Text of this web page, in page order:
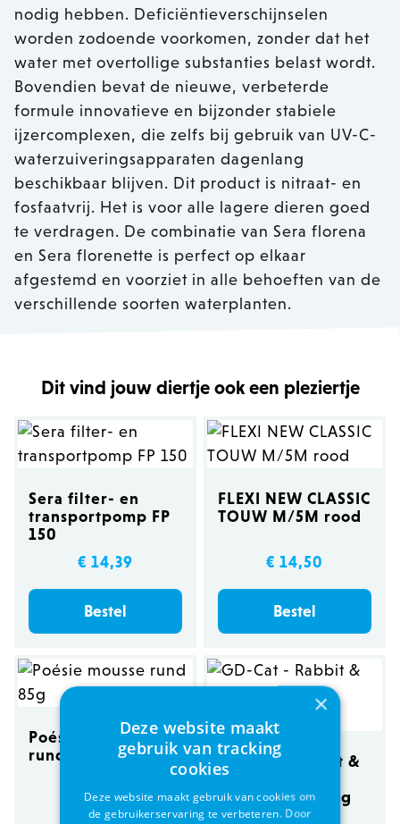
nodig hebben. Deficiëntieverschijnselen
worden zodoende voorkomen, zonder dat het
water met overtollige substanties belast wordt.
Bovendien bevat de nieuwe, verbeterde
formule innovatieve en bijzonder stabiele
ijzercomplexen, die zelfs bij gebruik van UV-C-
waterzuiveringsapparaten dagenlang
beschikbaar blijven. Dit product is nitraat- en
fosfaatvrij. Het is voor alle lagere dieren goed
te verdragen. De combinatie van Sera florena
en Sera florenette is perfect op elkaar
afgestemd en voorziet in alle behoeften van de
verschillende soorten waterplanten.
Dit vind jouw diertje ook een pleziertje
Sera filter- en
transportpomp FP
150
€ 14,39
Bestel
FLEXI NEW CLASSIC
TOUW M/5M rood
€ 14,50
Bestel
Poésie mousse
rund 85g
GD-Cat - Rabbit &
Turkey - Adult
Sterilized - 400g
×
Deze website maakt
gebruik van tracking
cookies
Deze website maakt gebruik van cookies om
de gebruikerservaring te verbeteren. Door